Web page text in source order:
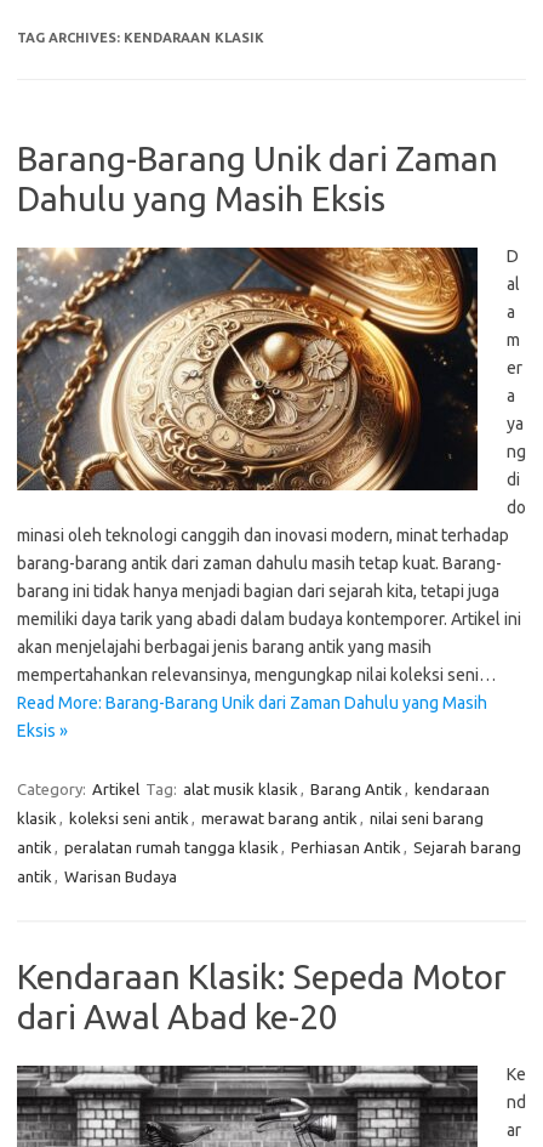
TAG ARCHIVES: KENDARAAN KLASIK
Barang-Barang Unik dari Zaman
Dahulu yang Masih Eksis
D
al
a
m
er
a
ya
ng
di
do
minasi oleh teknologi canggih dan inovasi modern, minat terhadap
barang-barang antik dari zaman dahulu masih tetap kuat. Barang-
barang ini tidak hanya menjadi bagian dari sejarah kita, tetapi juga
memiliki daya tarik yang abadi dalam budaya kontemporer. Artikel ini
akan menjelajahi berbagai jenis barang antik yang masih
mempertahankan relevansinya, mengungkap nilai koleksi seni…
Read More: Barang-Barang Unik dari Zaman Dahulu yang Masih
Eksis »
Category: Artikel Tag: alat musik klasik , Barang Antik , kendaraan
klasik , koleksi seni antik , merawat barang antik , nilai seni barang
antik , peralatan rumah tangga klasik , Perhiasan Antik , Sejarah barang
antik , Warisan Budaya
Kendaraan Klasik: Sepeda Motor
dari Awal Abad ke-20
Ke
nd
ar